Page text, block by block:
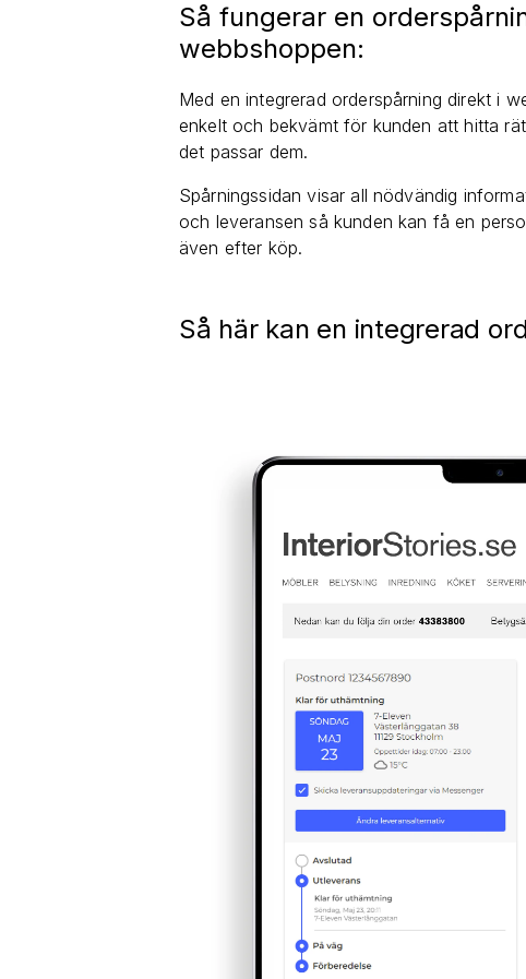
Så fungerar en
webbshoppen:
Med en integrerad orderspårning direkt i
enkelt och bekvämt för kunden att hitta
det passar dem.
Spårningssidan visar all nödvändig
och leveransen så kunden kan få en
även efter köp.
Så här kan en integrerad